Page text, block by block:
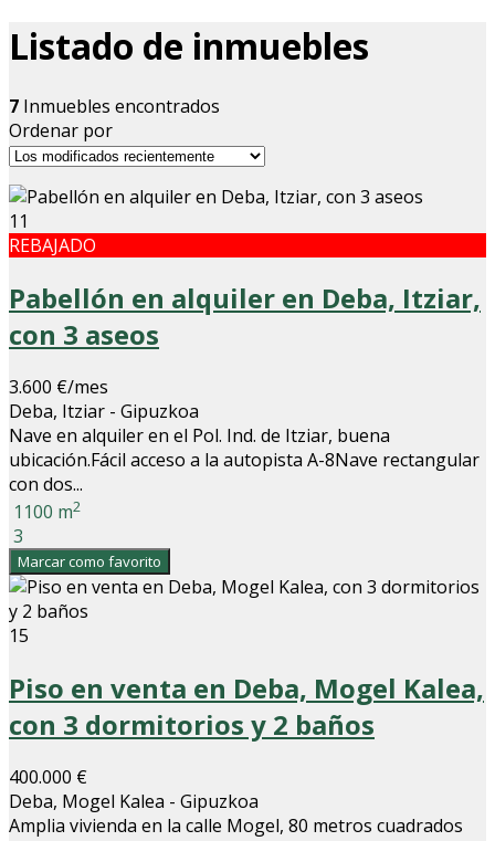
Listado de inmuebles
7 Inmuebles encontrados
Ordenar por
11
REBAJADO
Pabellón en alquiler en Deba, Itziar,
con 3 aseos
3.600 €/mes
Deba, Itziar - Gipuzkoa
Nave en alquiler en el Pol. Ind. de Itziar, buena
ubicación.Fácil acceso a la autopista A-8Nave rectangular
con dos...
1100 m2
3
Marcar como favorito
15
Piso en venta en Deba, Mogel Kalea,
con 3 dormitorios y 2 baños
400.000 €
Deba, Mogel Kalea - Gipuzkoa
Amplia vivienda en la calle Mogel, 80 metros cuadrados